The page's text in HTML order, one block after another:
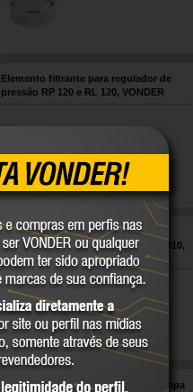
Elemento filtrante para regulador de
pressão RP 120 e RL 120, VONDER
Filtro malha 100, para pistola das
máquinas de pintura airless, MPA 1010,
120, 300, 350B, 540B VONDER
62.20.110.109
VONDER
Jogo de agulha e bico de 1,3 mm, capa